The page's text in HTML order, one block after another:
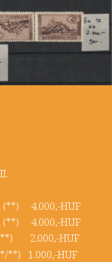
(**) 4.000,-HUF
(**) 4.000,-HUF
(**) 2.000,-HUF
**) 1.000,-HUF